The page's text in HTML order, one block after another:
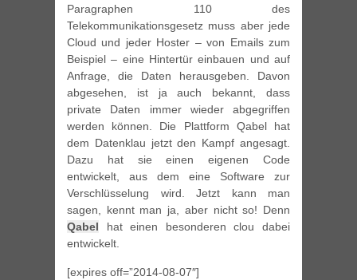
Paragraphen 110 des
Telekommunikationsgesetz muss aber jede
Cloud und jeder Hoster – von Emails zum
Beispiel – eine Hintertür einbauen und auf
Anfrage, die Daten herausgeben. Davon
abgesehen, ist ja auch bekannt, dass
private Daten immer wieder abgegriffen
werden können. Die Plattform Qabel hat
dem Datenklau jetzt den Kampf angesagt.
Dazu hat sie einen eigenen Code
entwickelt, aus dem eine Software zur
Verschlüsselung wird. Jetzt kann man
sagen, kennt man ja, aber nicht so! Denn
Qabel hat einen besonderen clou dabei
entwickelt.
[expires off=”2014-08-07″]